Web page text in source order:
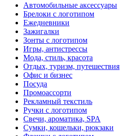
Автомобильные аксессуары
Брелоки с логотипом
Ежедневники
Зажигалки
Зонты с логотипом
Игры, антистрессы
Мода, стиль, красота
Отдых, туризм, путешествия
Офис и бизнес
Посуда
Промоассорти
Рекламный текстиль
Ручки с логотипом
Свечи, ароматика, SPA
Сумки, кошельки, рюкзаки